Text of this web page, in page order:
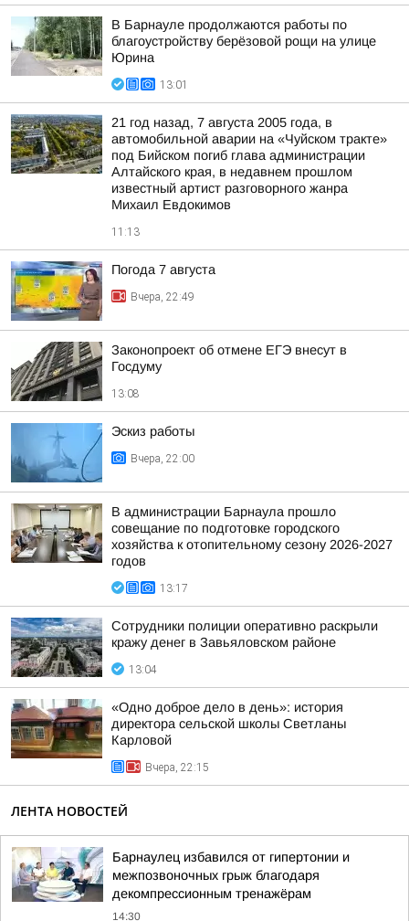
В Барнауле продолжаются работы по
благоустройству берёзовой рощи на улице
Юрина
13:01
21 год назад, 7 августа 2005 года, в
автомобильной аварии на «Чуйском тракте»
под Бийском погиб глава администрации
Алтайского края, в недавнем прошлом
известный артист разговорного жанра
Михаил Евдокимов
11:13
Погода 7 августа
Вчера, 22:49
Законопроект об отмене ЕГЭ внесут в
Госдуму
13:08
Эскиз работы
Вчера, 22:00
В администрации Барнаула прошло
совещание по подготовке городского
хозяйства к отопительному сезону 2026-2027
годов
13:17
Сотрудники полиции оперативно раскрыли
кражу денег в Завьяловском районе
13:04
«Одно доброе дело в день»: история
директора сельской школы Светланы
Карловой
Вчера, 22:15
ЛЕНТА НОВОСТЕЙ
Барнаулец избавился от гипертонии и
межпозвоночных грыж благодаря
декомпрессионным тренажёрам
14:30